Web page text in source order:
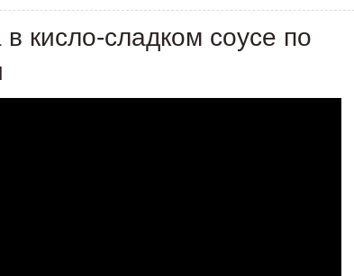
кисло-сладком соусе по